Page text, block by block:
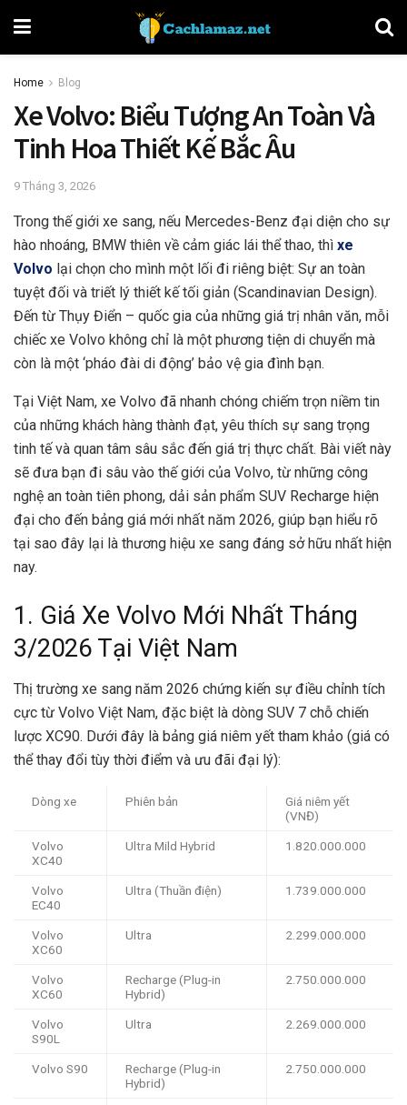
Home Blog
Xe Volvo: Biểu Tượng An Toàn Và
Tinh Hoa Thiết Kế Bắc Âu
9 Tháng 3, 2026
Trong thế giới xe sang, nếu Mercedes-Benz đại diện cho sự
hào nhoáng, BMW thiên về cảm giác lái thể thao, thì xe
Volvo lại chọn cho mình một lối đi riêng biệt: Sự an toàn
tuyệt đối và triết lý thiết kế tối giản (Scandinavian Design).
Đến từ Thụy Điển – quốc gia của những giá trị nhân văn, mỗi
chiếc xe Volvo không chỉ là một phương tiện di chuyển mà
còn là một ‘pháo đài di động’ bảo vệ gia đình bạn.
Tại Việt Nam, xe Volvo đã nhanh chóng chiếm trọn niềm tin
của những khách hàng thành đạt, yêu thích sự sang trọng
tinh tế và quan tâm sâu sắc đến giá trị thực chất. Bài viết này
sẽ đưa bạn đi sâu vào thế giới của Volvo, từ những công
nghệ an toàn tiên phong, dải sản phẩm SUV Recharge hiện
đại cho đến bảng giá mới nhất năm 2026, giúp bạn hiểu rõ
tại sao đây lại là thương hiệu xe sang đáng sở hữu nhất hiện
nay.
1. Giá Xe Volvo Mới Nhất Tháng
3/2026 Tại Việt Nam
Thị trường xe sang năm 2026 chứng kiến sự điều chỉnh tích
cực từ Volvo Việt Nam, đặc biệt là dòng SUV 7 chỗ chiến
lược XC90. Dưới đây là bảng giá niêm yết tham khảo (giá có
thể thay đổi tùy thời điểm và ưu đãi đại lý):
Dòng xe Phiên bản
Giá niêm yết
(VNĐ)
Volvo
XC40
Ultra Mild Hybrid 1.820.000.000
Volvo
EC40
Ultra (Thuần điện) 1.739.000.000
Volvo
XC60
Ultra 2.299.000.000
Volvo
XC60
Recharge (Plug-in
Hybrid)
2.750.000.000
Volvo
S90L
Ultra 2.269.000.000
Volvo S90
Recharge (Plug-in
Hybrid)
2.750.000.000